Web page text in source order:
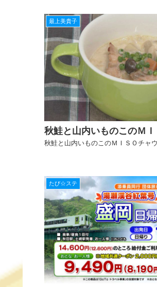
最上美貴子
秋鮭と山内いものこのＭ
秋鮭と山内いものこのＭＩＳＯチャ
たび☆ステ